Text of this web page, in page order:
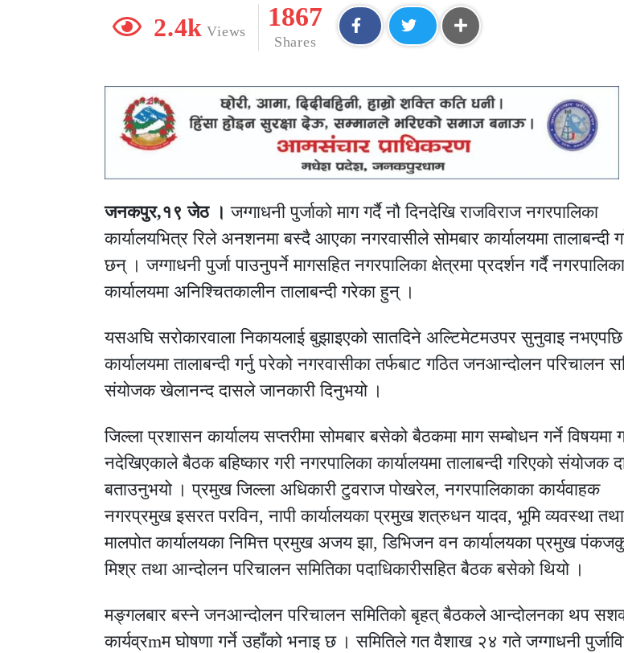
2.4k Views
1867
Shares
जनकपुर,१९ जेठ । जग्गाधनी पुर्जाको माग गर्दै नौ दिनदेखि राजविराज नगरपालिका
कार्यालयभित्र रिले अनशनमा बस्दै आएका नगरवासीले सोमबार कार्यालयमा तालाबन्दी
छन् । जग्गाधनी पुर्जा पाउनुपर्ने मागसहित नगरपालिका क्षेत्रमा प्रदर्शन गर्दै नगरपालिका
कार्यालयमा अनिश्चितकालीन तालाबन्दी गरेका हुन् ।
यसअघि सरोकारवाला निकायलाई बुझाइएको सातदिने अल्टिमेटमउपर सुनुवाइ नभएपछि
कार्यालयमा तालाबन्दी गर्नु परेको नगरवासीका तर्फबाट गठित जनआन्दोलन परिचालन
संयोजक खेलानन्द दासले जानकारी दिनुभयो ।
जिल्ला प्रशासन कार्यालय सप्तरीमा सोमबार बसेको बैठकमा माग सम्बोधन गर्ने विषयमा
नदेखिएकाले बैठक बहिष्कार गरी नगरपालिका कार्यालयमा तालाबन्दी गरिएको संयोजक
बताउनुभयो । प्रमुख जिल्ला अधिकारी टुवराज पोखरेल, नगरपालिकाका कार्यवाहक
नगरप्रमुख इसरत परविन, नापी कार्यालयका प्रमुख शत्रुधन यादव, भूमि व्यवस्था तथा
मालपोत कार्यालयका निमित्त प्रमुख अजय झा, डिभिजन वन कार्यालयका प्रमुख
मिश्र तथा आन्दोलन परिचालन समितिका पदाधिकारीसहित बैठक बसेको थियो ।
मङ्गलबार बस्ने जनआन्दोलन परिचालन समितिको बृहत् बैठकले आन्दोलनका थप
कार्यव्रmम घोषणा गर्ने उहाँको भनाइ छ । समितिले गत वैशाख २४ गते जग्गाधनी